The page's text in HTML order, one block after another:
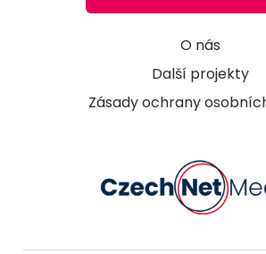
O nás
Další projekty
Zásady ochrany